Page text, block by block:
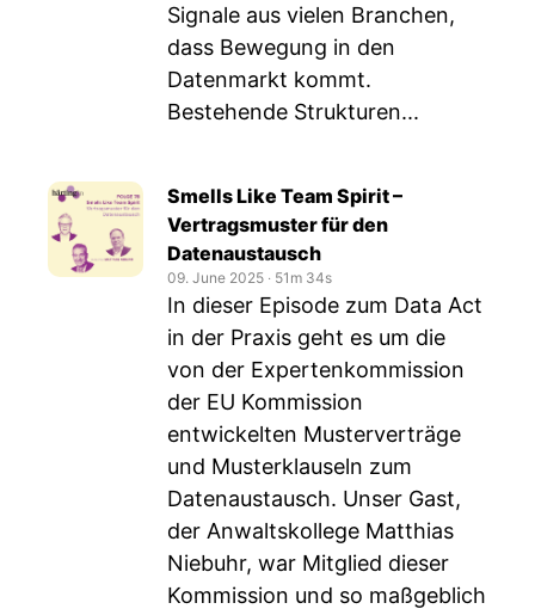
Signale aus vielen Branchen,
dass Bewegung in den
Datenmarkt kommt.
Bestehende Strukturen...
Smells Like Team Spirit –
Vertragsmuster für den
Datenaustausch
09. June 2025 ‧ 51m 34s
In dieser Episode zum Data Act
in der Praxis geht es um die
von der Expertenkommission
der EU Kommission
entwickelten Musterverträge
und Musterklauseln zum
Datenaustausch. Unser Gast,
der Anwaltskollege Matthias
Niebuhr, war Mitglied dieser
Kommission und so maßgeblich